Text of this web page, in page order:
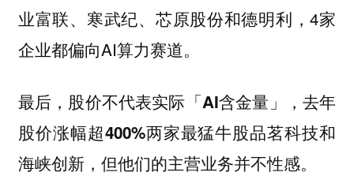
业富联、寒武纪、芯原股份和德明利，4家
企业都偏向AI算力赛道。
最后，股价不代表实际「AI含金量」，去年
股价涨幅超400%两家最猛牛股品茗科技和
海峡创新，但他们的主营业务并不性感。